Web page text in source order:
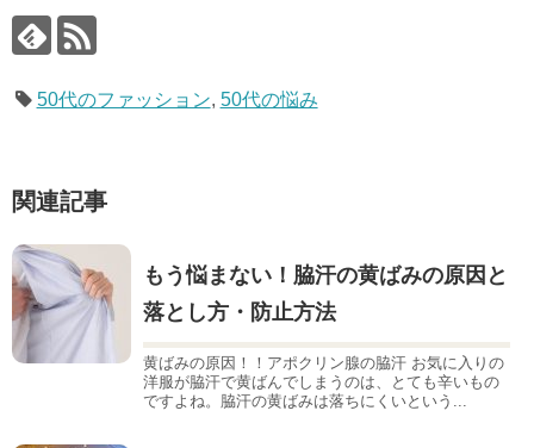
50代のファッション, 50代の悩み
関連記事
もう悩まない！脇汗の黄ばみの原因と
落とし方・防止方法
黄ばみの原因！！アポクリン腺の脇汗 お気に入りの
洋服が脇汗で黄ばんでしまうのは、とても辛いもの
ですよね。脇汗の黄ばみは落ちにくいという...